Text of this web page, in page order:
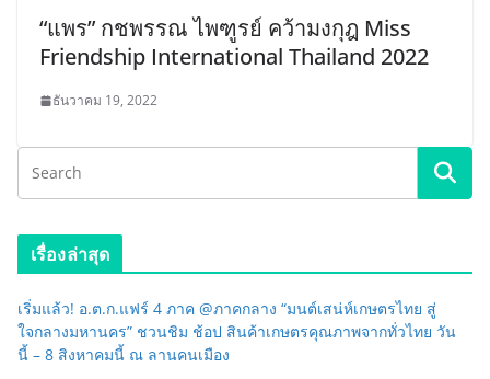
“แพร” กชพรรณ ไพฑูรย์ คว้ามงกุฎ Miss
Friendship International Thailand 2022
ธันวาคม 19, 2022
เรื่องล่าสุด
เริ่มแล้ว! อ.ต.ก.แฟร์ 4 ภาค @ภาคกลาง “มนต์เสน่ห์เกษตรไทย สู่
ใจกลางมหานคร” ชวนชิม ช้อป สินค้าเกษตรคุณภาพจากทั่วไทย วัน
นี้ – 8 สิงหาคมนี้ ณ ลานคนเมือง